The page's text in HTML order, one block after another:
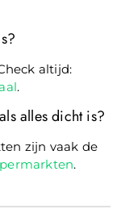
altijd:
.
alles dicht is?
zijn vaak de
.